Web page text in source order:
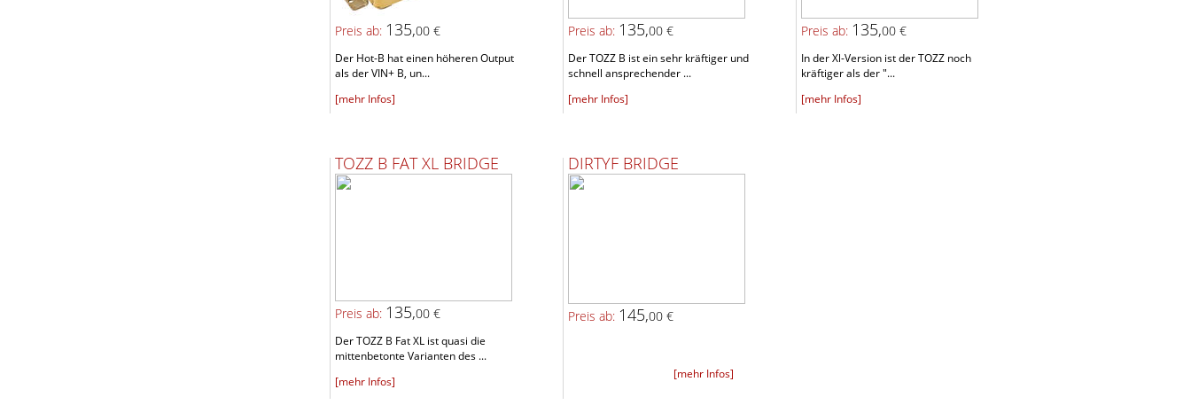
Preis ab: 135,00 €
Der Hot-B hat einen höheren Output
als der VIN+ B, un...
[mehr Infos]
Preis ab: 135,00 €
Der TOZZ B ist ein sehr kräftiger und
schnell ansprechender ...
[mehr Infos]
Preis ab: 135,00 €
In der Xl-Version ist der TOZZ noch
kräftiger als der "...
[mehr Infos]
TOZZ B FAT XL BRIDGE
Preis ab: 135,00 €
Der TOZZ B Fat XL ist quasi die
mittenbetonte Varianten des ...
[mehr Infos]
DIRTYF BRIDGE
Preis ab: 145,00 €
[mehr Infos]